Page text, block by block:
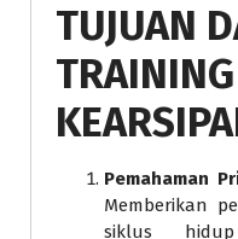
TUJUAN
Pemahaman
Memberikan
siklus